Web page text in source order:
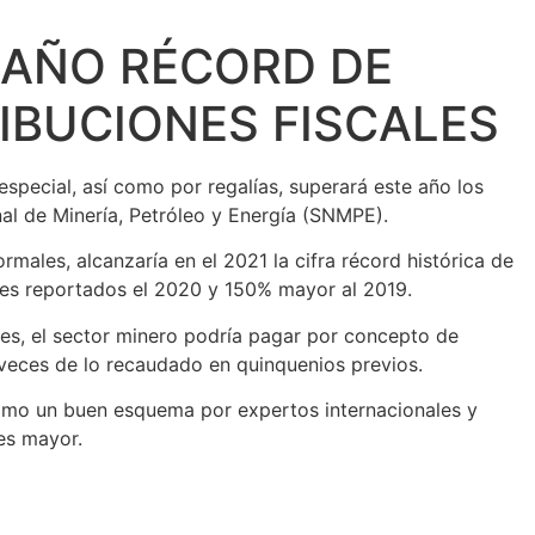
RÉCORD DE
FISCALES
así como por regalías, superará este año los
de Minería, Petróleo y Energía (SNMPE).
alcanzaría en el 2021 la cifra récord histórica de
reportados el 2020 y 150% mayor al 2019.
el sector minero podría pagar por concepto de
de lo recaudado en quinquenios previos.
un buen esquema por expertos internacionales y
mayor.